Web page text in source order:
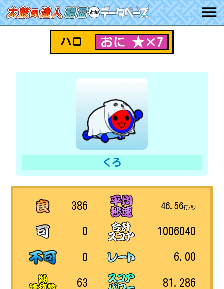
ハロ おに ★×7
くろ
386
0
0
63
46.56打/秒
1006040
6.00
81.286